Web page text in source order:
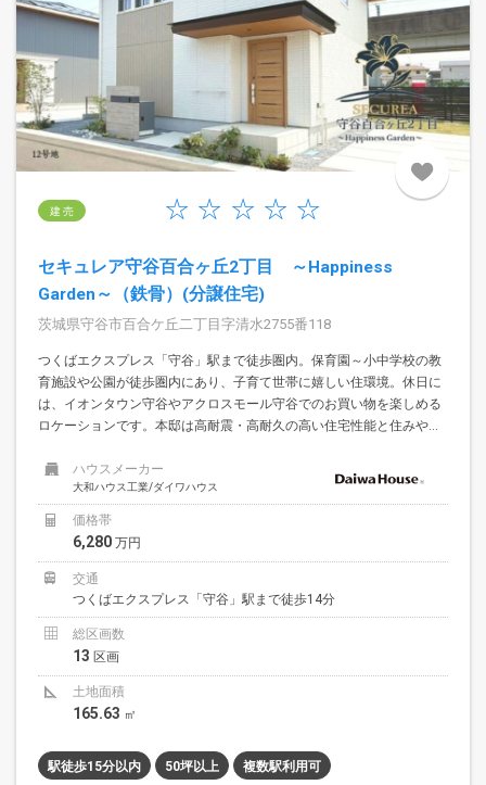
建 売
セキュレア守谷百合ヶ丘2丁目 ～Happiness
Garden～（鉄骨）(分譲住宅)
茨城県守谷市百合ケ丘二丁目字清水2755番118
つくばエクスプレス「守谷」駅まで徒歩圏内。保育園～小中学校の教
育施設や公園が徒歩圏内にあり、子育て世帯に嬉しい住環境。休日に
は、イオンタウン守谷やアクロスモール守谷でのお買い物を楽しめる
ロケーションです。本邸は高耐震・高耐久の高い住宅性能と住みや...
ハウスメーカー
大和ハウス工業/ダイワハウス
価格帯
6,280 万円
交通
つくばエクスプレス「守谷」駅まで徒歩14分
総区画数
13 区画
土地面積
165.63 ㎡
駅徒歩15分以内 50坪以上 複数駅利用可